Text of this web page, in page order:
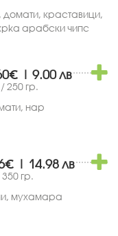
домати, краставици,
арабски чипс
250 гр.
| 9.00 лв
нар
гр.
| 14.98 лв
мухамара